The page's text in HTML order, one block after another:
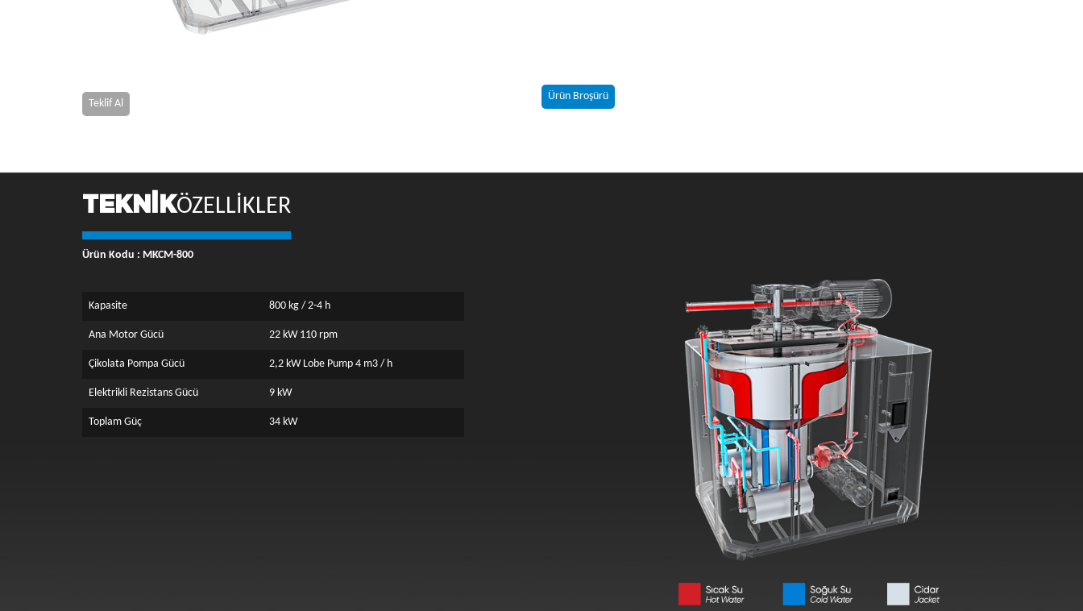
Teklif Al
Ürün Broşürü
TEKNİKÖZELLİKLER
Ürün Kodu : MKCM-800
Kapasite 800 kg / 2-4 h
Ana Motor Gücü 22 kW 110 rpm
Çikolata Pompa Gücü 2,2 kW Lobe Pump 4 m3 / h
Elektrikli Rezistans Gücü 9 kW
Toplam Güç 34 kW